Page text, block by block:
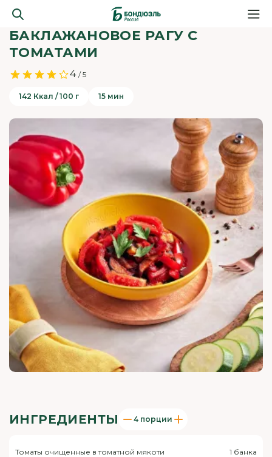
БАКЛАЖАНОВОЕ РАГУ С
ТОМАТАМИ
4 / 5
142 Ккал / 100 г 15 мин
ИНГРЕДИЕНТЫ 4 порции
Томаты очищенные в томатной мякоти 1 банка